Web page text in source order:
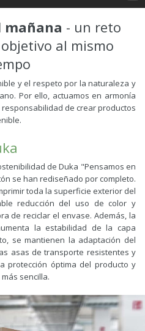
mañana - un reto
al mismo
y el respeto por la naturaleza y
Por ello, actuamos en armonía
de crear productos
de Duka "Pensamos en
se han rediseñado por completo.
toda la superficie exterior del
reducción del uso de color y
de reciclar el envase. Además, la
la estabilidad de la capa
se mantienen la adaptación del
asas de transporte resistentes y
protección óptima del producto y
sencilla.